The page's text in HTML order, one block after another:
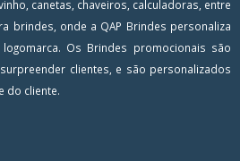
canetas, chaveiros, calculadoras, entre
brindes, onde a QAP Brindes personaliza
Os Brindes promocionais são
clientes, e são personalizados
do cliente.